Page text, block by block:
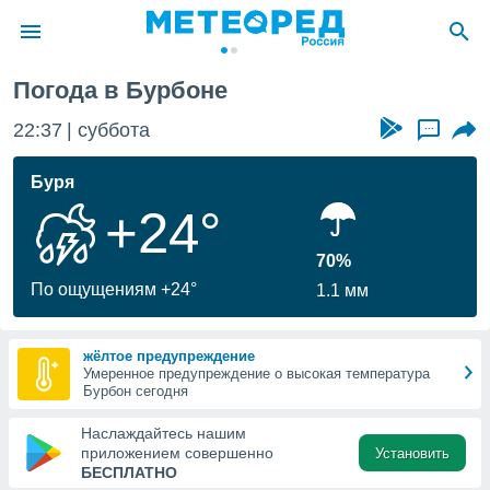
о
Вы можете
к этому
доступ
Погода в Бурбоне
22:37 суббота ...
Буря
+24°
По ощущениям +24°
70%
1.1 мм
жёлтое предупреждение
Умеренное предупреждение о высокая температура
Бурбон сегодня
Наслаждайтесь нашим
приложением совершенно
БЕСПЛАТНО
Установить